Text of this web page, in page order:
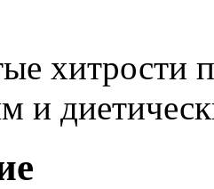
хитрости
и